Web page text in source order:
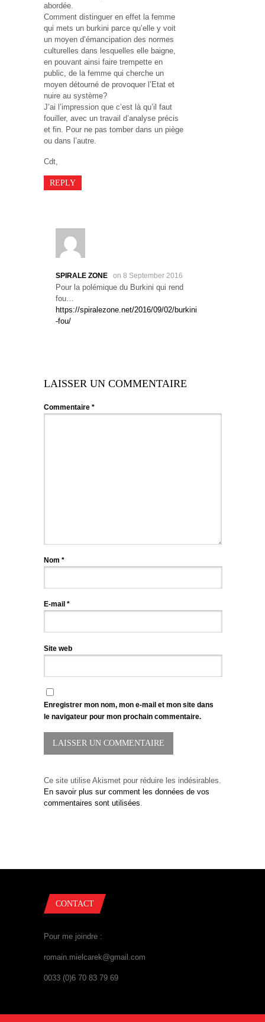
abordée.
Comment distinguer en effet la femme
qui mets un burkini parce qu’elle y voit
un moyen d’émancipation des normes
culturelles dans lesquelles elle baigne,
en pouvant ainsi faire trempette en
public, de la femme qui cherche un
moyen détourné de provoquer l’Etat et
nuire au système?
J’ai l’impression que c’est là qu’il faut
fouiller, avec un travail d’analyse précis
et fin. Pour ne pas tomber dans un piège
ou dans l’autre.
Cdt,
REPLY
SPIRALE ZONE on 8 September 2016
Pour la polémique du Burkini qui rend
fou…
https://spiralezone.net/2016/09/02/burkini
-fou/
LAISSER UN COMMENTAIRE
Commentaire *
Nom *
E-mail *
Site web
Enregistrer mon nom, mon e-mail et mon site dans
le navigateur pour mon prochain commentaire.
Ce site utilise Akismet pour réduire les indésirables.
En savoir plus sur comment les données de vos
commentaires sont utilisées
CONTACT
Pour me joindre :
romain.mielcarek@gmail.com
0033 (0)6 70 83 79 69